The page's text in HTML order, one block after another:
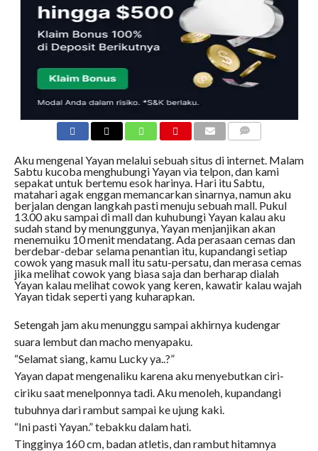
Aku mengenal Yayan melalui sebuah situs di internet. Malam
Sabtu kucoba menghubungi Yayan via telpon, dan kami
sepakat untuk bertemu esok harinya. Hari itu Sabtu,
matahari agak enggan memancarkan sinarnya, namun aku
berjalan dengan langkah pasti menuju sebuah mall. Pukul
13.00 aku sampai di mall dan kuhubungi Yayan kalau aku
sudah stand by menunggunya, Yayan menjanjikan akan
menemuiku 10 menit mendatang. Ada perasaan cemas dan
berdebar-debar selama penantian itu, kupandangi setiap
cowok yang masuk mall itu satu-persatu, dan merasa cemas
jika melihat cowok yang biasa saja dan berharap dialah
Yayan kalau melihat cowok yang keren, kawatir kalau wajah
Yayan tidak seperti yang kuharapkan.
Setengah jam aku menunggu sampai akhirnya kudengar
suara lembut dan macho menyapaku.
“Selamat siang, kamu Lucky ya..?”
Yayan dapat mengenaliku karena aku menyebutkan ciri-
ciriku saat menelponnya tadi. Aku menoleh, kupandangi
tubuhnya dari rambut sampai ke ujung kaki.
“Ini pasti Yayan.” tebakku dalam hati.
Tingginya 160 cm, badan atletis, dan rambut hitamnya